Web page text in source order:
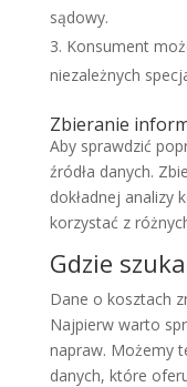
sądowy.
Konsument
niezależnych
Zbieranie
Aby sprawdzić
źródła danych.
dokładnej analizy
korzystać z
Gdzie
Dane o kosztach
Najpierw warto
napraw. Możemy
danych, które